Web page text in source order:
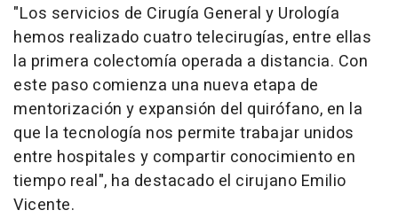
"Los servicios de Cirugía General y Urología
hemos realizado cuatro telecirugías, entre ellas
la primera colectomía operada a distancia. Con
este paso comienza una nueva etapa de
mentorización y expansión del quirófano, en la
que la tecnología nos permite trabajar unidos
entre hospitales y compartir conocimiento en
tiempo real", ha destacado el cirujano Emilio
Vicente.